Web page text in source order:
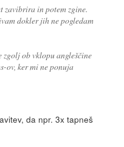
zavibrira in potem zgine.
dokler jih ne pogledam
ob vklopu angleščine
ov, ker mi ne ponuja
da npr. 3x tapneš